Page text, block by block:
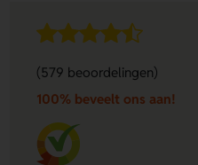
(579 beoordelingen)
100% beveelt ons aan!